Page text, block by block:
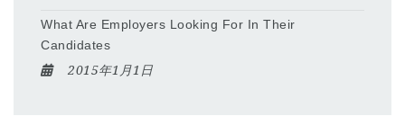
What Are Employers Looking For In Their
Candidates
2015年1月1日